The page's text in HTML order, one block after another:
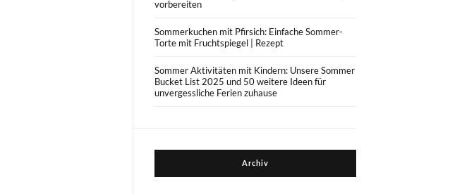
vorbereiten
Sommerkuchen mit Pfirsich: Einfache Sommer-
Torte mit Fruchtspiegel | Rezept
Sommer Aktivitäten mit Kindern: Unsere Sommer
Bucket List 2025 und 50 weitere Ideen für
unvergessliche Ferien zuhause
Archiv